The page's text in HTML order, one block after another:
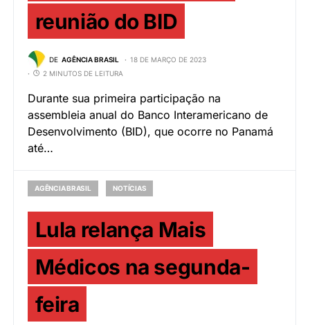
reunião do BID
DE AGÊNCIA BRASIL
18 DE MARÇO DE 2023
2 MINUTOS DE LEITURA
Durante sua primeira participação na
assembleia anual do Banco Interamericano de
Desenvolvimento (BID), que ocorre no Panamá
até…
AGÊNCIA BRASIL NOTÍCIAS
Lula relança Mais
Médicos na segunda-
feira